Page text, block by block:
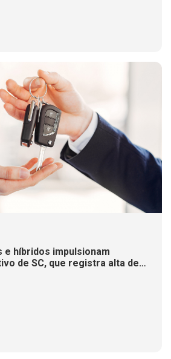
híbridos impulsionam
de SC, que registra alta de